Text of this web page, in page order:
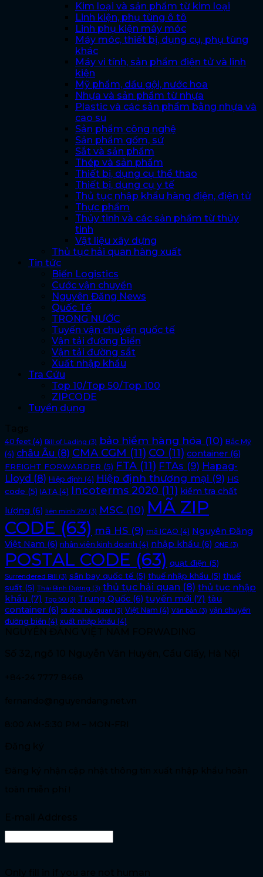
Kim loại và sản phẩm từ kim loại
Linh kiện, phụ tùng ô tô
Linh phụ kiện máy móc
Máy móc, thiết bị, dụng cụ, phụ tùng
khác
Máy vi tính, sản phẩm điện tử và linh
kiện
Mỹ phẩm, dầu gội, nước hoa
Nhựa và sản phẩm từ nhựa
Plastic và các sản phẩm bằng nhựa và
cao su
Sản phẩm công nghệ
Sản phẩm gốm, sứ
Sắt và sản phẩm
Thép và sản phẩm
Thiết bị, dụng cụ thể thao
Thiết bị, dụng cụ y tế
Thủ tục nhập khẩu hàng điện, điện tử
Thực phẩm
Thủy tinh và các sản phẩm từ thủy
tinh
Vật liệu xây dựng
Thủ tục hải quan hàng xuất
Tin tức
Biến Logistics
Cước vận chuyển
Nguyên Đăng News
Quốc Tế
TRONG NƯỚC
Tuyến vận chuyển quốc tế
Vận tải đường biển
Vận tải đường sắt
Xuất nhập khẩu
Tra Cứu
Top 10/Top 50/Top 100
ZIPCODE
Tuyển dụng
40 feet (4) Bill of Lading (3) bảo hiểm hàng hóa (10) Bắc Mỹ
(4) châu Âu (8) CMA CGM (11) CO (11) container (6)
FREIGHT FORWARDER (5) FTA (11) FTAs (9) Hapag-
Lloyd (8) Hiệp định (4) Hiệp định thương mại (9) HS
code (5) IATA (4) Incoterms 2020 (11) kiểm tra chất
lượng (6) liên minh 2M (3) MSC (10) MÃ ZIP
CODE (63) mã HS (9) mã ICAO (4) Nguyên Đăng
Việt Nam (6) nhân viên kinh doanh (4) nhập khẩu (6) ONE (3)
POSTAL CODE (63) quạt điện (5)
Surrendered Bill (3) sân bay quốc tế (5) thuế nhập khẩu (5) thuế
suất (5) Thái Bình Dương (3) thủ tục hải quan (8) thủ tục nhập
khẩu (7) Top 50 (3) Trung Quốc (6) tuyến mới (7) tàu
container (6) tờ khai hải quan (3) Việt Nam (4) Văn bản (3) vận chuyển
đường biển (4) xuất nhập khẩu (4)